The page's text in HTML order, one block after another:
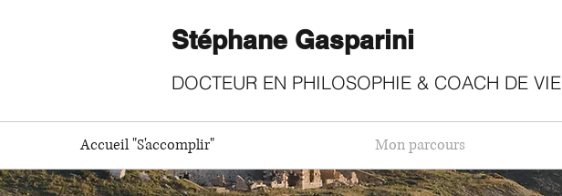
Stéphane Gasparini
DOCTEUR EN PHILOSOPHIE & COACH DE VIE
Accueil "S'accomplir" Mon parcours